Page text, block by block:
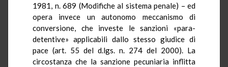
1981, n. 689 (Modifiche al sistema penale) – ed
opera invece un autonomo meccanismo di
conversione, che investe le sanzioni «para-
detentive» applicabili dallo stesso giudice di
pace (art. 55 del d.lgs. n. 274 del 2000). La
circostanza che la sanzione pecuniaria inflitta